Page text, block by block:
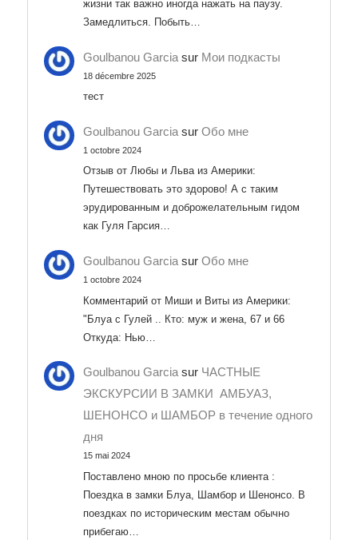
жизни так важно иногда нажать на паузу.
Замедлиться. Побыть…
Goulbanou Garcia sur Мои подкасты
18 décembre 2025
тест
Goulbanou Garcia surОбо мне
1 octobre 2024
Отзыв от Любы и Льва из Америки:
Путешествовать это здорово! А с таким
эрудированным и доброжелательным гидом
как Гуля Гарсия…
Goulbanou Garcia surОбо мне
1 octobre 2024
Комментарий от Миши и Виты из Америки:
"Блуа с Гулей .. Кто: муж и жена, 67 и 66
Откуда: Нью…
Goulbanou Garcia sur ЧАСТНЫЕ
ЭКСКУРСИИ В ЗАМКИ АМБУАЗ,
ШЕНОНСО и ШАМБОР в течение одного
дня
15 mai 2024
Поставлено мною по просьбе клиента :
Поездка в замки Блуа, Шамбор и Шенонсо. В
поездках по историческим местам обычно
прибегаю…